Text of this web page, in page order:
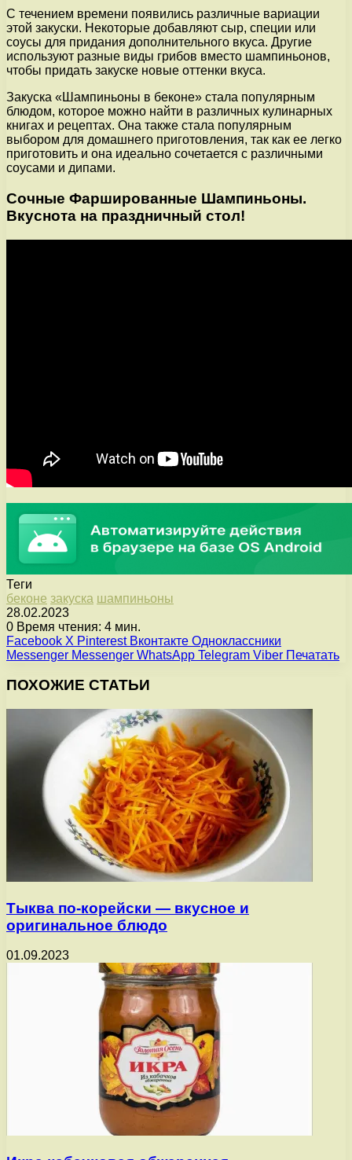
С течением времени появились различные вариации
этой закуски. Некоторые добавляют сыр, специи или
соусы для придания дополнительного вкуса. Другие
используют разные виды грибов вместо шампиньонов,
чтобы придать закуске новые оттенки вкуса.
Закуска «Шампиньоны в беконе» стала популярным
блюдом, которое можно найти в различных кулинарных
книгах и рецептах. Она также стала популярным
выбором для домашнего приготовления, так как ее легко
приготовить и она идеально сочетается с различными
соусами и дипами.
Сочные Фаршированные Шампиньоны.
Вкуснота на праздничный стол!
Теги
беконе закуска шампиньоны
28.02.2023
0 Время чтения: 4 мин.
Facebook X Pinterest Вконтакте Одноклассники
Messenger Messenger WhatsApp Telegram Viber Печатать
ПОХОЖИЕ СТАТЬИ
Тыква по-корейски — вкусное и
оригинальное блюдо
01.09.2023